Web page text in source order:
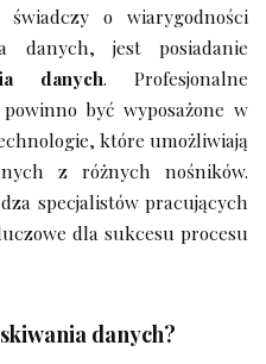
o wiarygodności
danych, jest posiadanie
danych. Profesjonalne
być wyposażone w
które umożliwiają
z różnych nośników.
specjalistów pracujących
dla sukcesu procesu
danych?